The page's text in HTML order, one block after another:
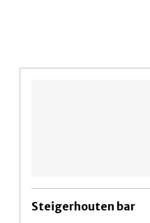
Steigerhouten bar